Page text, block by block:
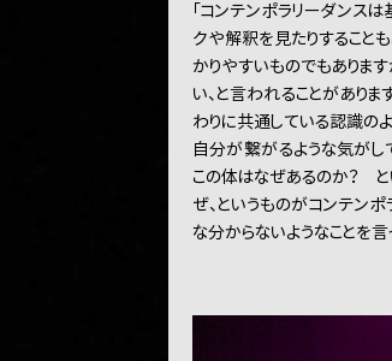
「コンテンポラリーダンス
クや解釈を見たりすること
かりやすいものでもありま
い、と言われることがありま
わりに共通している認識の
自分が繋がるような気がし
この体はなぜあるのか？ と
ぜ、というものがコンテン
な分からないようなことを